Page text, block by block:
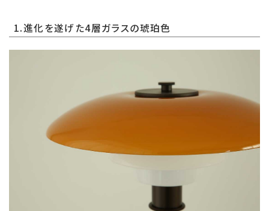
1.進化を遂げた4層ガラスの琥珀色